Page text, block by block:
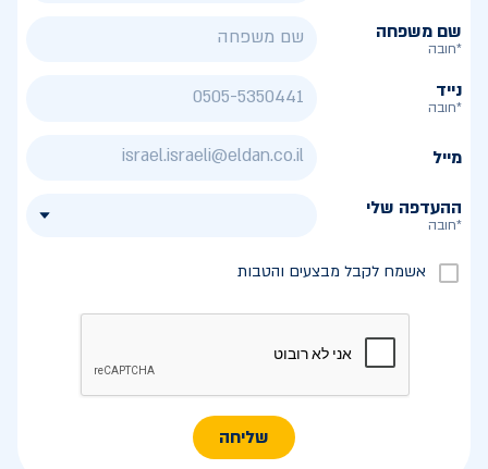
שם משפחה
*חובה
נייד
*חובה
מייל
ההעדפה שלי
*חובה
אשמח לקבל מבצעים והטבות
שליחה